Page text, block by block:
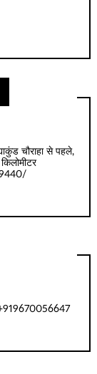
चौराहा से पहले,